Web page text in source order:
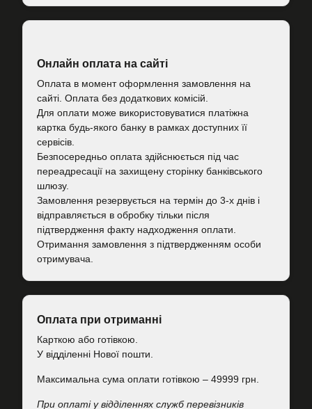
Онлайн оплата на сайті
Оплата в момент оформлення замовлення на
сайті. Оплата без додаткових комісій.
Для оплати може використовуватися платіжна
картка будь-якого банку в рамках доступних її
сервісів.
Безпосередньо оплата здійснюється під час
переадресації на захищену сторінку банківського
шлюзу.
Замовлення резервується на термін до 3-х днів і
відправляється в обробку тільки після
підтвердження факту надходження оплати.
Отримання замовлення з підтвердженням особи
отримувача.
Оплата при отриманні
Карткою або готівкою.
У відділенні Нової пошти.
Максимальна сума оплати готівкою – 49999 грн.
При оплаті у відділеннях служб перевізників